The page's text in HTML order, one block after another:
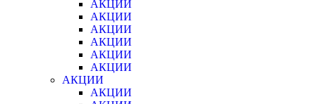
АКЦИИ
АКЦИИ
АКЦИИ
АКЦИИ
АКЦИИ
АКЦИИ
АКЦИИ
АКЦИИ